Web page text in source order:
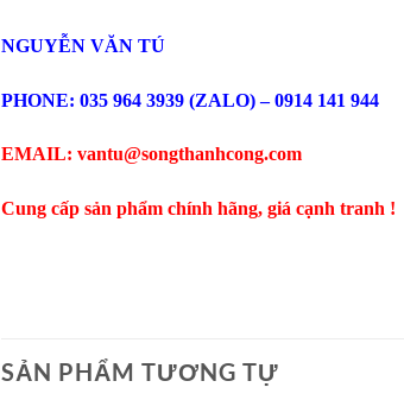
NGUYỄN VĂN TÚ
PHONE: 035 964 3939 (ZALO) – 0914 141 944
EMAIL: vantu@songthanhcong.com
Cung cấp sản phẩm chính hãng, giá cạnh tranh !
SẢN PHẨM TƯƠNG TỰ